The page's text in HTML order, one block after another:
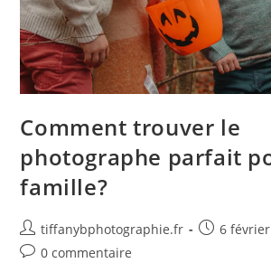
Comment trouver le
photographe parfait
famille?
tiffanybphotographie.fr 6
0 commentaire